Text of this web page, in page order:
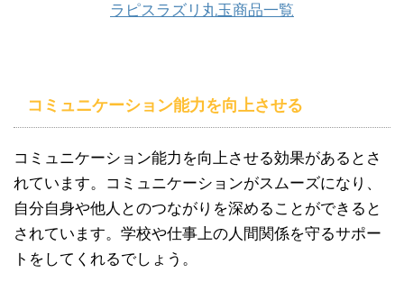
ラピスラズリ丸玉商品一覧
コミュニケーション能力を向上させる
コミュニケーション能力を向上させる効果があるとさ
れています。コミュニケーションがスムーズになり、
自分自身や他人とのつながりを深めることができると
されています。学校や仕事上の人間関係を守るサポー
トをしてくれるでしょう。